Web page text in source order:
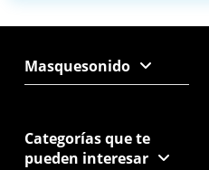
Masquesonido
Categorías que te
pueden interesar